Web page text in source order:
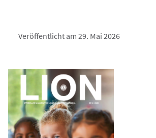
Veröffentlicht am 29. Mai 2026